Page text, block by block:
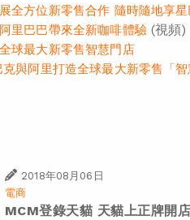
全方位新零售合作 隨時隨地享
里巴巴帶來全新咖啡體驗(視頻)
球最大新零售智慧門店
與阿里打造全球最大新零售「智
2018年08月06日
電商
MCM登錄天貓 天貓上正牌開